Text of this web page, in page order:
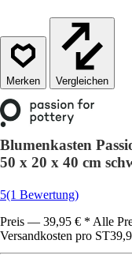
Vergleichen
Blumenkasten
50 x 20 x 40 cm
5(1 Bewertung)
Preis — 39,95 € * Alle
Versandkosten pro ST